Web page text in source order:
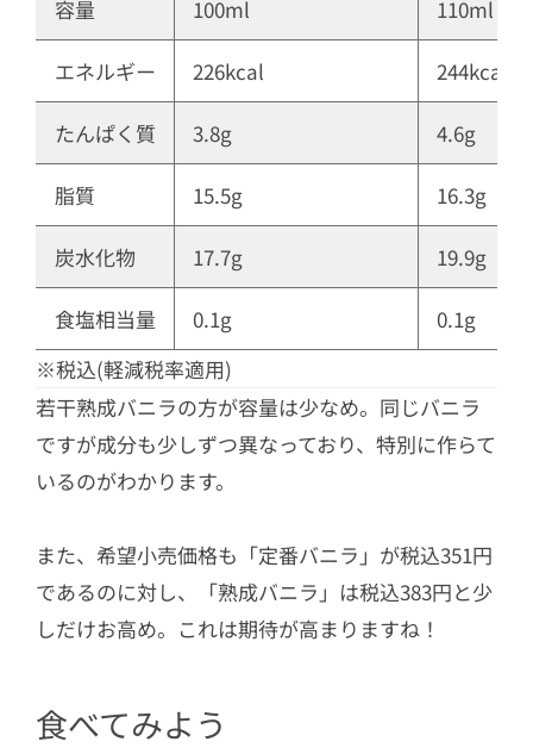
容量 100ml 110ml
エネルギー 226kcal 244kcal
たんぱく質 3.8g 4.6g
脂質 15.5g 16.3g
炭水化物 17.7g 19.9g
食塩相当量 0.1g
0.1g
※税込(軽減税率適用)
若干熟成バニラの方が容量は少なめ。同じバニラ
ですが成分も少しずつ異なっており、特別に作らて
いるのがわかります。
また、希望小売価格も「定番バニラ」が税込351円
であるのに対し、「熟成バニラ」は税込383円と少
しだけお高め。これは期待が高まりますね！
食べてみよう